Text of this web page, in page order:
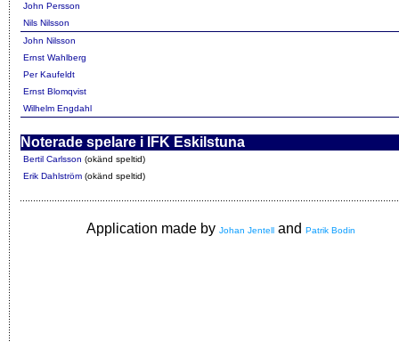
John Persson
Nils Nilsson
John Nilsson
Ernst Wahlberg
Per Kaufeldt
Ernst Blomqvist
Wilhelm Engdahl
Noterade spelare i IFK Eskilstuna
Bertil Carlsson (okänd speltid)
Erik Dahlström (okänd speltid)
Application made by Johan Jentell and Patrik Bodin